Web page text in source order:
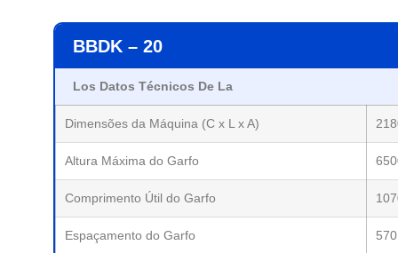
BBDK – 20
Los Datos Técnicos De La
Dimensões da Máquina (C x L x A)
Altura Máxima do Garfo
Comprimento Útil do Garfo
Espaçamento do Garfo